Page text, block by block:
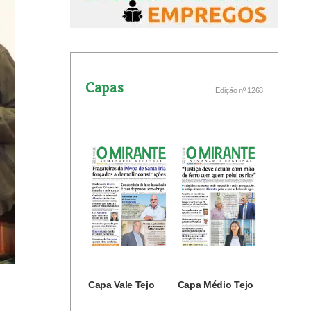
Capas Edição nº 1268
Capa Vale Tejo Capa Médio Tejo